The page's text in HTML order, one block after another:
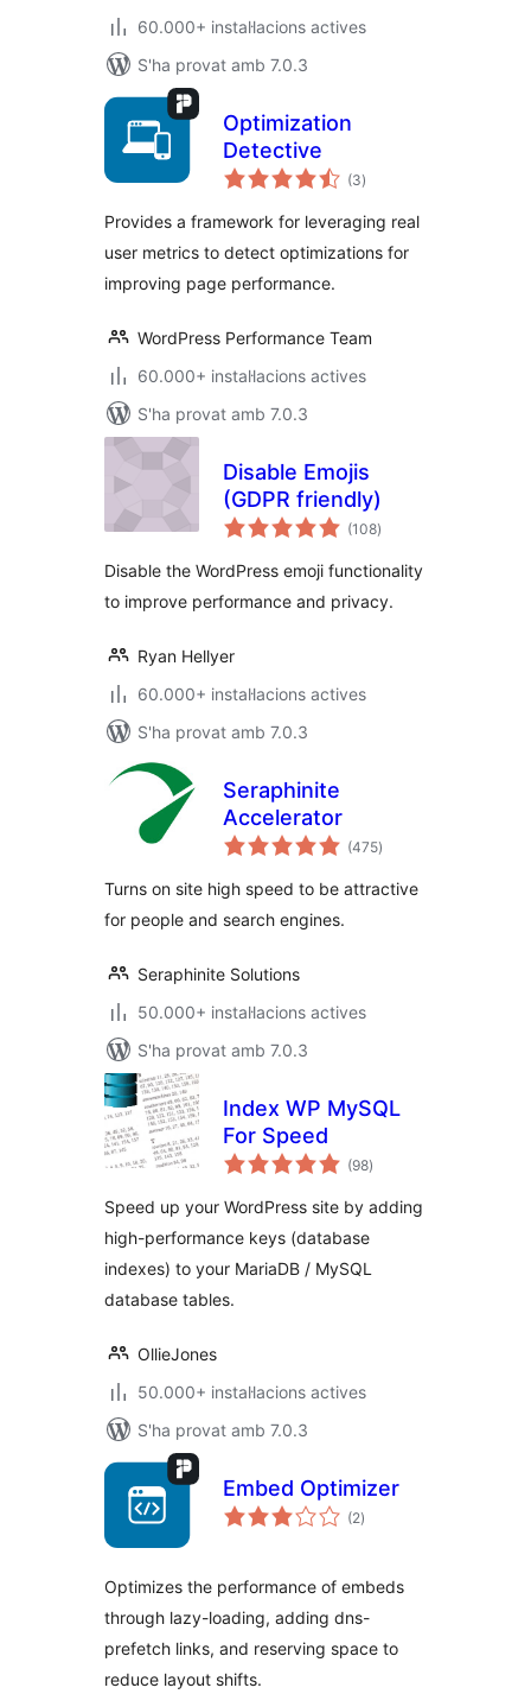
60.000+ instal·lacions actives
S'ha provat amb 7.0.3
Optimization
Detective
(3puntuacions
totals
)
Provides a framework for leveraging real
user metrics to detect optimizations for
improving page performance.
WordPress Performance Team
60.000+ instal·lacions actives
S'ha provat amb 7.0.3
Disable Emojis
(GDPR friendly)
(108puntuacions
totals
)
Disable the WordPress emoji functionality
to improve performance and privacy.
Ryan Hellyer
60.000+ instal·lacions actives
S'ha provat amb 7.0.3
Seraphinite
Accelerator
(475puntuacions
totals
)
Turns on site high speed to be attractive
for people and search engines.
Seraphinite Solutions
50.000+ instal·lacions actives
S'ha provat amb 7.0.3
Index WP MySQL
For Speed
(98puntuacions
totals
)
Speed up your WordPress site by adding
high-performance keys (database
indexes) to your MariaDB / MySQL
database tables.
OllieJones
50.000+ instal·lacions actives
S'ha provat amb 7.0.3
Embed Optimizer
(2puntuacions
totals
)
Optimizes the performance of embeds
through lazy-loading, adding dns-
prefetch links, and reserving space to
reduce layout shifts.